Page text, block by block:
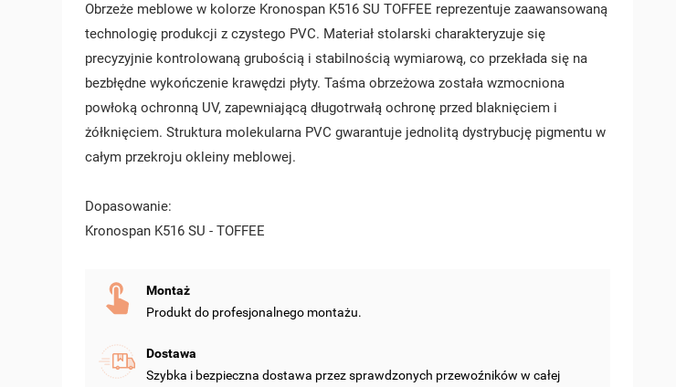
Obrzeże meblowe w kolorze Kronospan K516 SU TOFFEE reprezentuje zaawansowaną
technologię produkcji z czystego PVC. Materiał stolarski charakteryzuje się
precyzyjnie kontrolowaną grubością i stabilnością wymiarową, co przekłada się na
bezbłędne wykończenie krawędzi płyty. Taśma obrzeżowa została wzmocniona
powłoką ochronną UV, zapewniającą długotrwałą ochronę przed blaknięciem i
żółknięciem. Struktura molekularna PVC gwarantuje jednolitą dystrybucję pigmentu w
całym przekroju okleiny meblowej.
Dopasowanie:
Kronospan K516 SU - TOFFEE
Montaż
Produkt do profesjonalnego montażu.
Dostawa
Szybka i bezpieczna dostawa przez sprawdzonych przewoźników w całej